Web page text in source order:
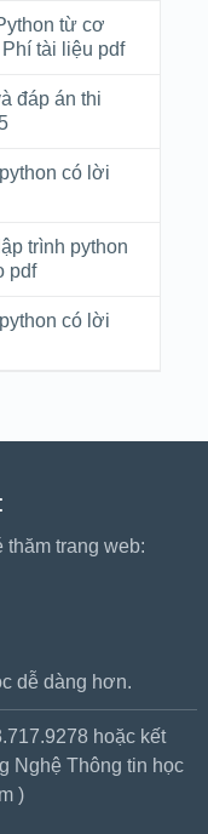
từ cơ
tài liệu pdf
đáp án thi
có lời
trình python
pdf
có lời
trang web:
dễ dàng hơn.
hoặc kết
Nghệ Thông tin học
)